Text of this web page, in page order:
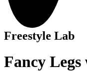
Freestyle Lab
Fancy